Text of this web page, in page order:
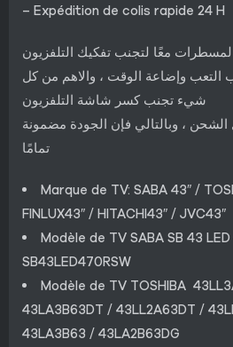
– Expédition de colis rapide 24 H
معًا لتجنب تفكيك التلفزيون
التعب وإضاعة الوقت ، والاهم من كل
شيء تجنب كسر شاشة التلفزيون
الشحن ، وبالتالي فإن الجودة مضمونة
تمامًا
Marque de TV: SABA 43″ /
FINLUX43″ / HITACHI43″ / JVC43″
Modèle de TV SABA SB 43
SB43LED470RSW
Modèle de TV TOSHIBA
43LA3B63DT / 43LL2A63DT /
43LA3B63 / 43LA2B63DG